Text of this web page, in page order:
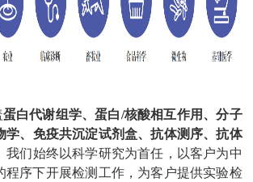
蛋白代谢组学、蛋白/核酸相互作用 、分子
学、 免疫共沉淀试剂盒、抗体测序、抗体
我们始终以科学研究为首任，以客户为中
程序下开展检测工作，为客户提供实验检